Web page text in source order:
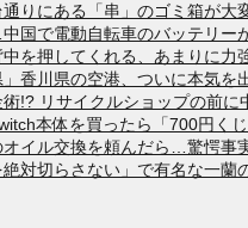
りにある「串」のゴミ箱が大
国で電動自転車のバッテリー
中を押してくれる、あまりに
」香川県の空港、ついに本気
術!? リサイクルショップの前
本体を買ったら「700円く
オイル交換を頼んだら…驚愕事
絶対切らさない」で有名な一